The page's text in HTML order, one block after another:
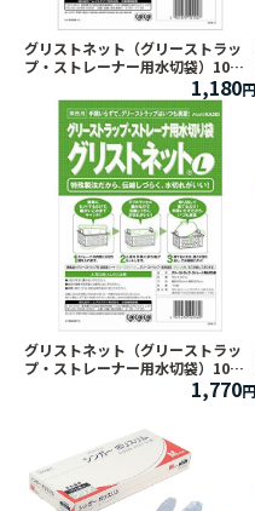
グリストネット（グリーストラッ
プ・ストレーナー用水切袋）10枚
1,180
グリストネット（グリーストラッ
プ・ストレーナー用水切袋）10枚
1,770